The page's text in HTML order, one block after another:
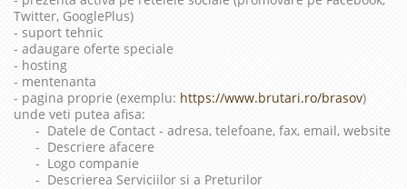
Twitter, GooglePlus)
- suport tehnic
- adaugare oferte speciale
- hosting
- mentenanta
- pagina proprie (exemplu: https://www.brutari.ro/brasov)
unde veti putea afisa:
- Datele de Contact - adresa, telefoane, fax, email, website
- Descriere afacere
- Logo companie
- Descrierea Serviciilor si a Preturilor